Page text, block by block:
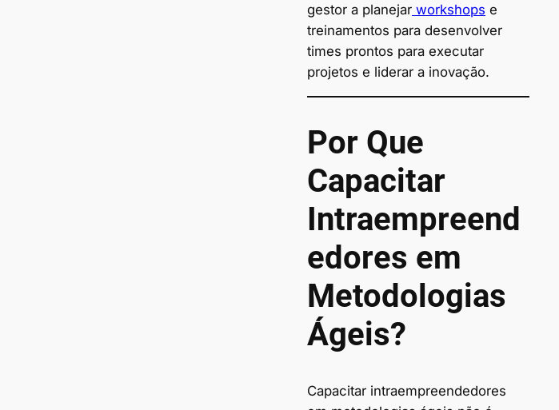
gestor a planejar workshops e
treinamentos para desenvolver
times prontos para executar
projetos e liderar a inovação.
Por Que
Capacitar
Intraempreend
edores em
Metodologias
Ágeis?
Capacitar intraempreendedores